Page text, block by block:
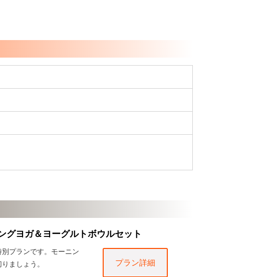
グヨガ＆ヨーグルトボウルセット
プランです。モーニン
ましょう。
プラン詳細